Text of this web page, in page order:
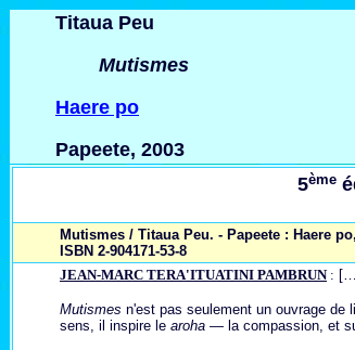
Titaua Peu
Mutismes
Haere po
Papeete, 2003
5ème
Mutismes / Titaua Peu. - Papeete : Haere
ISBN 2-904171-53-8
JEAN-MARC TERA'ITUATINI PAMBRUN:
Mutismes n'est pas seulement un ouvrage de
sens, il inspire le aroha — la compassion, et